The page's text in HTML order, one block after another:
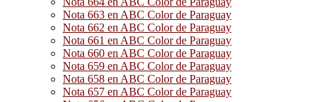
Nota 663 en ABC Color de Paraguay
Nota 662 en ABC Color de Paraguay
Nota 661 en ABC Color de Paraguay
Nota 660 en ABC Color de Paraguay
Nota 659 en ABC Color de Paraguay
Nota 658 en ABC Color de Paraguay
Nota 657 en ABC Color de Paraguay